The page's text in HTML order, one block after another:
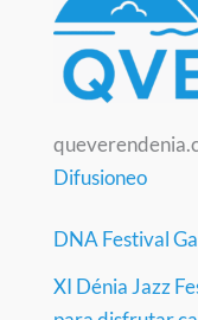
Difusioneo
DNA Festival
XI Dénia Jazz